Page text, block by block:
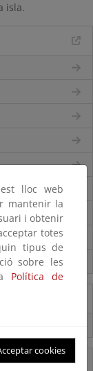
isla.
lloc web
mantenir la
i obtenir
totes
tipus de
sobre les
Política de
cookies